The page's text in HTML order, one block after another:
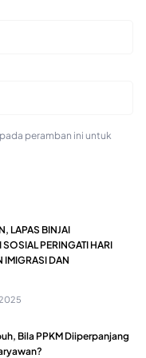
peramban ini untuk
LAPAS BINJAI
PERINGATI HARI
IMIGRASI DAN
Bila PPKM Diiperpanjang